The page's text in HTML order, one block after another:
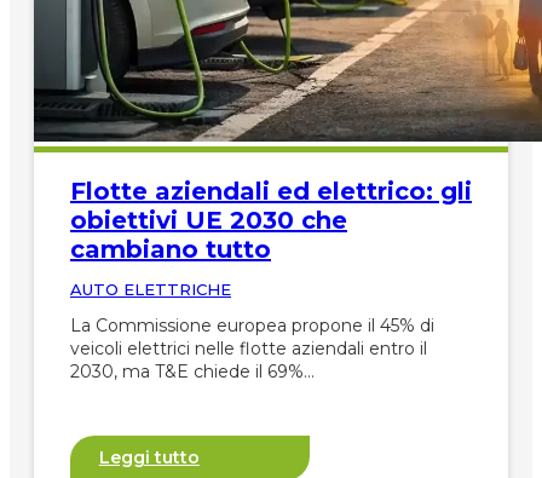
Flotte aziendali ed elettrico: gli
obiettivi UE 2030 che
cambiano tutto
AUTO ELETTRICHE
La Commissione europea propone il 45% di
veicoli elettrici nelle flotte aziendali entro il
2030, ma T&E chiede il 69%…
Leggi tutto